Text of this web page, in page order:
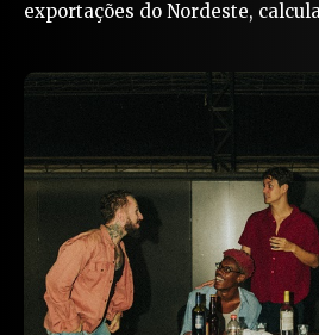
exportações do Nordeste,